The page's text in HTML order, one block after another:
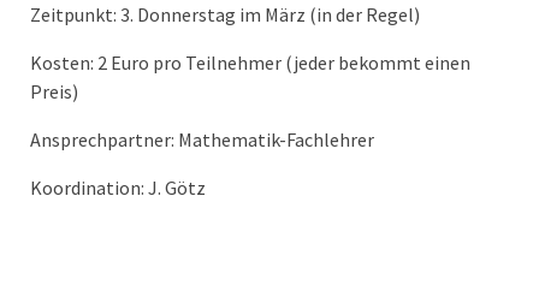
Zeitpunkt: 3. Donnerstag im März (in der Regel)
Kosten: 2 Euro pro Teilnehmer (jeder bekommt einen
Preis)
Ansprechpartner: Mathematik-Fachlehrer
Koordination: J. Götz